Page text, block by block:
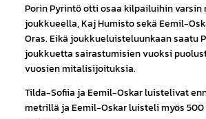
Porin Pyrintö otti osaa kilpailuihin
joukkueella, Kaj Humisto sekä Eemil-
Oras. Eikä joukkueluisteluunkaan saatu
joukkuetta sairastumisien vuoksi
vuosien mitalisijoituksia.
Tilda-Sofiia ja Eemil-Oskar luistelivat
metrillä ja Eemil-Oskar luisteli myös